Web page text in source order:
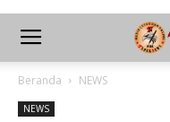
Beranda NEWS
NEWS